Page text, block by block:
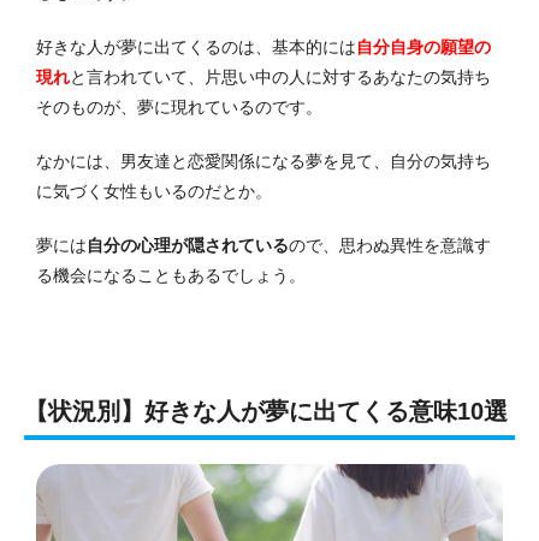
好きな人が夢に出てくるのは、基本的には自分自身の願望の
現れと言われていて、
片思い中の人に対するあなたの気持ち
そのものが、夢に現れているのです。
なかには、男友達と恋愛関係になる夢を見て、自分の気持ち
に気づく女性もいるのだとか。
夢には自分の心理が隠されているので、思わぬ異性を意識す
る機会になることもあるでしょう。
【状況別】好きな人が夢に出てくる意味10選